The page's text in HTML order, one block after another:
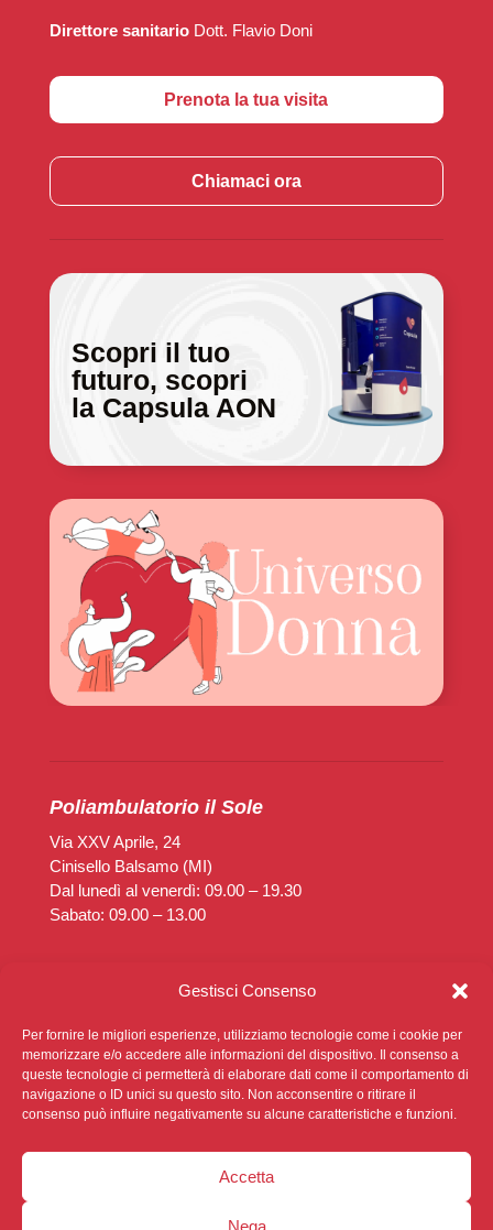
Gestisci Consenso
Per fornire le migliori esperienze, utilizziamo tecnologie come i cookie per
memorizzare e/o accedere alle informazioni del dispositivo. Il consenso a
queste tecnologie ci permetterà di elaborare dati come il comportamento di
navigazione o ID unici su questo sito. Non acconsentire o ritirare il
consenso può influire negativamente su alcune caratteristiche e funzioni.
Accetta
Nega
Direttore sanitario Dott. Flavio Doni
Prenota la tua visita
Chiamaci ora
Scopri il tuo
futuro, scopri
la Capsula AON
Poliambulatorio il Sole
Via XXV Aprile, 24
Cinisello Balsamo (MI)
Dal lunedì al venerdì: 09.00 – 19.30
Sabato: 09.00 – 13.00
Cinisello Balsamo (MI)
Dal lunedì al venerdì: 14.30 – 19.30
Sabato: Chiuso